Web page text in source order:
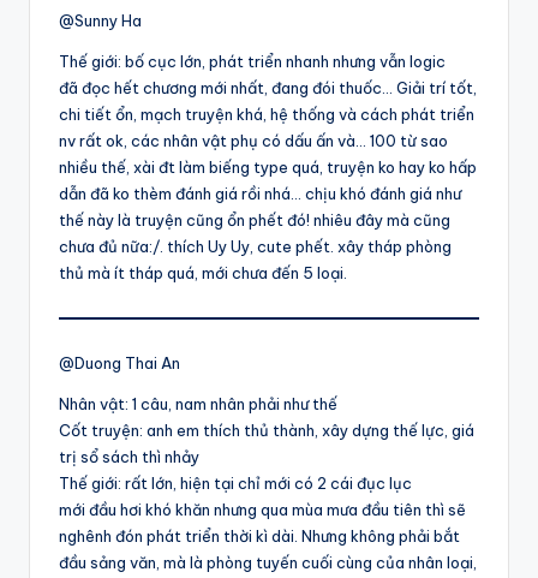
@Sunny Ha
Thế giới: bố cục lớn, phát triển nhanh nhưng vẫn logic
đã đọc hết chương mới nhất, đang đói thuốc… Giải trí tốt,
chi tiết ổn, mạch truyện khá, hệ thống và cách phát triển
nv rất ok, các nhân vật phụ có dấu ấn và… 100 từ sao
nhiều thế, xài đt làm biếng type quá, truyện ko hay ko hấp
dẫn đã ko thèm đánh giá rồi nhá… chịu khó đánh giá như
thế này là truyện cũng ổn phết đó! nhiêu đây mà cũng
chưa đủ nữa:/. thích Uy Uy, cute phết. xây tháp phòng
thủ mà ít tháp quá, mới chưa đến 5 loại.
@Duong Thai An
Nhân vật: 1 câu, nam nhân phải như thế
Cốt truyện: anh em thích thủ thành, xây dựng thế lực, giá
trị sổ sách thì nhảy
Thế giới: rất lớn, hiện tại chỉ mới có 2 cái đục lục
mới đầu hơi khó khăn nhưng qua mùa mưa đầu tiên thì sẽ
nghênh đón phát triển thời kì dài. Nhưng không phải bắt
đầu sảng văn, mà là phòng tuyến cuối cùng của nhân loại,